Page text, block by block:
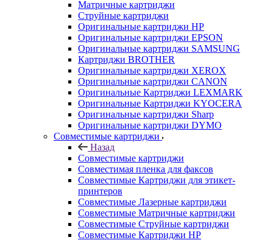
Матричные картриджи
Струйные картриджи
Оригинальные картриджи HP
Оригинальные картриджи EPSON
Оригинальные картриджи SAMSUNG
Картриджи BROTHER
Оригинальные картриджи XEROX
Оригинальные картриджи CANON
Оригинальные Картриджи LEXMARK
Оригинальные Картриджи KYOCERA
Оригинальные картриджи Sharp
Оригинальные картриджи DYMO
Совместимые картриджи
Назад
Совместимые картриджи
Совместимая пленка для факсов
Совместимые Картриджи для этикет-
принтеров
Совместимые Лазерные картриджи
Совместимые Матричные картриджи
Совместимые Струйные картриджи
Совместимые Картриджи HP